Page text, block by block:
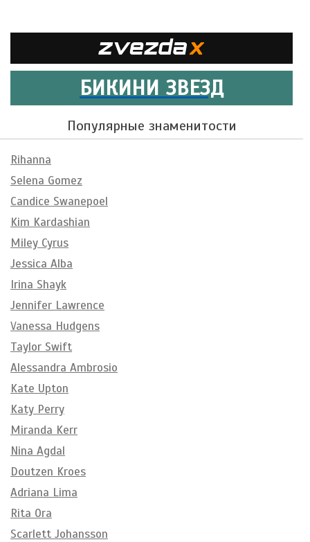
БИКИНИ ЗВЕЗД
Популярные знаменитости
Rihanna
Selena Gomez
Candice Swanepoel
Kim Kardashian
Miley Cyrus
Jessica Alba
Irina Shayk
Jennifer Lawrence
Vanessa Hudgens
Taylor Swift
Alessandra Ambrosio
Kate Upton
Katy Perry
Miranda Kerr
Nina Agdal
Doutzen Kroes
Adriana Lima
Rita Ora
Scarlett Johansson